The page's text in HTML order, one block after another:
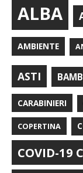
ALBA
AMBIENTE
ASTI
CARABINIERI
COPERTINA
COVID-19